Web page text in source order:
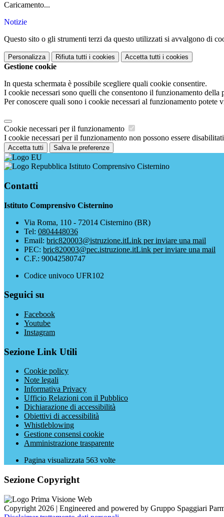
Caricamento...
Notizie
Questo sito o gli strumenti terzi da questo utilizzati si avvalgono di
Personalizza Rifiuta tutti i cookies Accetta tutti i cookies
Gestione cookie
In questa schermata è possibile scegliere quali cookie consentire.
I cookie necessari sono quelli che consentono il funzionamento
Per conoscere quali sono i cookie necessari al funzionamento potete
Cookie necessari per il funzionamento
I cookie necessari per il funzionamento non possono essere
Accetta tutti Salva le preferenze
Istituto Comprensivo Cisternino
Contatti
Istituto Comprensivo Cisternino
Via Roma, 110 - 72014 Cisternino (BR)
Tel: 0804448036
Email: bric820003@istruzione.itLink per inviare una mail
PEC: bric820003@pec.istruzione.itLink per inviare una mail
C.F.: 90042580747
Codice univoco UFR102
Seguici su
Facebook
Youtube
Instagram
Sezione Link Utili
Cookie policy
Note legali
Informativa Privacy
Ufficio Relazioni con il Pubblico
Dichiarazione di accessibilità
Obiettivi di accessibilità
Whistleblowing
Gestione consensi cookie
Amministrazione trasparente
Pagina visualizzata 563 volte
Sezione Copyright
Copyright 2026 | Engineered and powered by Gruppo Spaggiari